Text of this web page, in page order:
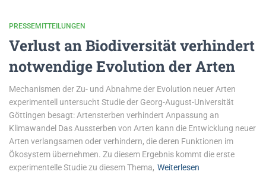
PRESSEMITTEILUNGEN
Verlust an Biodiversität verhindert
notwendige Evolution der Arten
Mechanismen der Zu- und Abnahme der Evolution neuer Arten
experimentell untersucht Studie der Georg-August-Universität
Göttingen besagt: Artensterben verhindert Anpassung an
Klimawandel Das Aussterben von Arten kann die Entwicklung neuer
Arten verlangsamen oder verhindern, die deren Funktionen im
Ökosystem übernehmen. Zu diesem Ergebnis kommt die erste
experimentelle Studie zu diesem Thema, Weiterlesen